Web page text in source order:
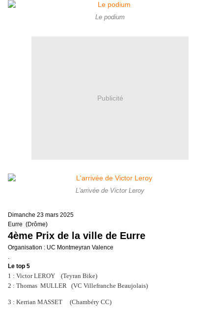
Le podium
Publicité
L'arrivée de Victor Leroy
Dimanche 23 mars 2025
Eurre (Drôme)
4ème Prix de la ville de Eurre
Organisation : UC Montmeyran Valence
.
Le top 5
1 : Victor LEROY (Teyran Bike)
2 : Thomas MULLER (VC Villefranche Beaujolais)
3 : Kerrian MASSET (Chambéry CC)